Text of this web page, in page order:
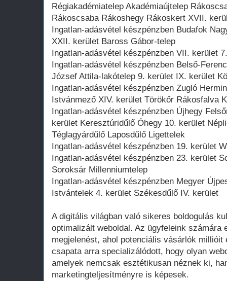
Régiakadémiatelep Akadémiaújtelep
Rákoscsaba Rákoshegy Rákoskert XVII.
Ingatlan-adásvétel készpénzben Budafok
XXII. kerület Baross Gábor-telep
Ingatlan-adásvétel készpénzben VII. kerület
Ingatlan-adásvétel készpénzben Belső-
József Attila-lakótelep 9. kerület IX. kerület
Ingatlan-adásvétel készpénzben Zugló
Istvánmező XIV. kerület Törökőr Rákosfalva
Ingatlan-adásvétel készpénzben Újhegy
kerület Keresztúridűlő Óhegy 10. kerület
Téglagyárdűlő Laposdűlő Ligettelek
Ingatlan-adásvétel készpénzben 19. kerület
Ingatlan-adásvétel készpénzben 23. kerület
Soroksár Millenniumtelep
Ingatlan-adásvétel készpénzben Megyer
Istvántelek 4. kerület Székesdűlő IV. kerület
A digitális világban való sikeres boldogulás
optimalizált weboldal. Az ügyfeleink számára
megjelenést, ahol potenciális vásárlók
csapata arra specializálódott, hogy olyan
amelyek nemcsak esztétikusan néznek ki,
marketingteljesítményre is képesek.